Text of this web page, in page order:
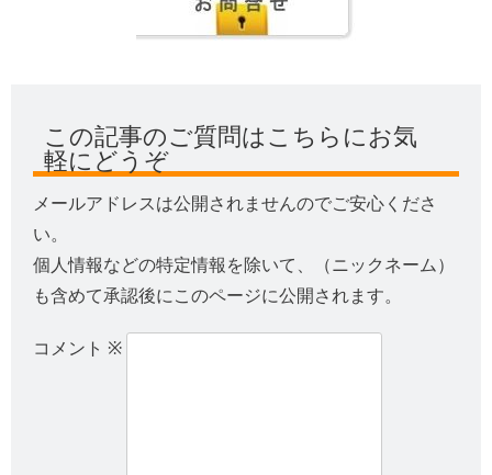
この記事のご質問はこちらにお気
軽にどうぞ
メールアドレスは公開されませんのでご安心くださ
い。
個人情報などの特定情報を除いて、（ニックネーム）
も含めて承認後にこのページに公開されます。
コメント ※